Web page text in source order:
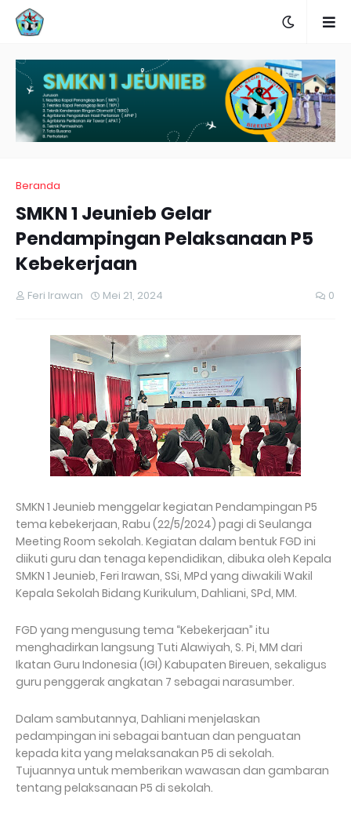
Beranda
SMKN 1 Jeunieb Gelar
Pendampingan Pelaksanaan P5
Kebekerjaan
Feri Irawan Mei 21, 2024 0
SMKN 1 Jeunieb menggelar kegiatan Pendampingan P5
tema kebekerjaan, Rabu (22/5/2024) pagi di Seulanga
Meeting Room sekolah. Kegiatan dalam bentuk FGD ini
diikuti guru dan tenaga kependidikan, dibuka oleh Kepala
SMKN 1 Jeunieb, Feri Irawan, SSi, MPd yang diwakili Wakil
Kepala Sekolah Bidang Kurikulum, Dahliani, SPd, MM.
FGD yang mengusung tema “Kebekerjaan” itu
menghadirkan langsung Tuti Alawiyah, S. Pi, MM dari
Ikatan Guru Indonesia (IGI) Kabupaten Bireuen, sekaligus
guru penggerak angkatan 7 sebagai narasumber.
Dalam sambutannya, Dahliani menjelaskan
pedampingan ini sebagai bantuan dan penguatan
kepada kita yang melaksanakan P5 di sekolah.
Tujuannya untuk memberikan wawasan dan gambaran
tentang pelaksanaan P5 di sekolah.